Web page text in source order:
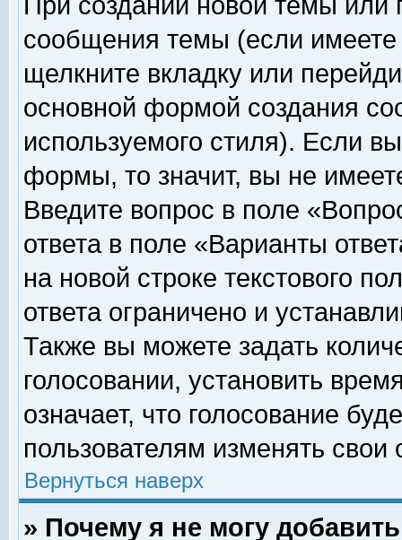
сообщения темы (если
щелкните вкладку или
основной формой создания
используемого стиля). Если
формы, то значит, вы не
Введите вопрос в поле
ответа в поле «Варианты
на новой строке текстового
ответа ограничено и
Также вы можете задать
голосовании, установить
означает, что голосование
пользователям изменять свои
Вернуться наверх
» Почему я не могу